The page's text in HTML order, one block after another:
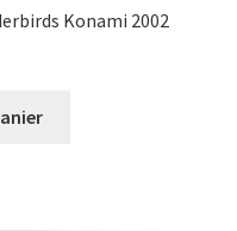
Konami 2002